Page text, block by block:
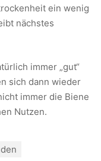
ein wenig
nächstes
immer „gut“
sich dann wieder
immer die Biene
Nutzen.